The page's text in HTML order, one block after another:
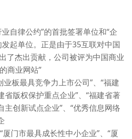
自律公约”的首批签署单位和“企
起单位。正是由于35互联对中国
了杰出贡献，公司被评为中国商业
商业网站”
业板最具竞争力上市公司”、“福建
省版权保护重点企业”、“福建省著
主创新试点企业”、“优秀信息网络
厦门市最具成长性中小企业”、“厦